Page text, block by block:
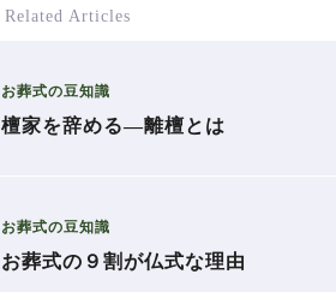
Related Articles
お葬式の豆知識
檀家を辞める―離檀とは
お葬式の豆知識
お葬式の９割が仏式な理由